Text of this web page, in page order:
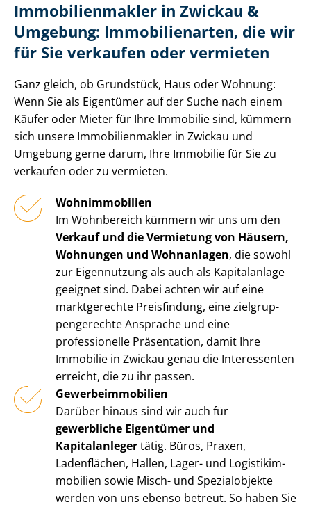
Im­mo­bi­li­en­mak­ler in Zwickau &
Umgebung: Immobilienarten, die wir
für Sie verkaufen oder vermieten
Ganz gleich, ob Grundstück, Haus oder Wohnung:
Wenn Sie als Eigentümer auf der Suche nach einem
Käufer oder Mieter für Ihre Immobilie sind, kümmern
sich unsere Im­mo­bi­li­en­mak­ler in Zwickau und
Umgebung gerne darum, Ihre Immobilie für Sie zu
verkaufen oder zu vermieten.
Wohnimmobilien
Im Wohnbereich kümmern wir uns um den
Verkauf und die Vermietung von Häusern,
Wohnungen und Wohnanlagen, die sowohl
zur Eigennutzung als auch als Kapitalanlage
geeignet sind. Dabei achten wir auf eine
marktgerechte Preisfindung, eine ziel­grup­
pen­ge­rech­te Ansprache und eine
professionelle Präsentation, damit Ihre
Immobilie in Zwickau genau die Interessenten
erreicht, die zu ihr passen.
Ge­wer­be­im­mo­bi­li­en
Darüber hinaus sind wir auch für
gewerbliche Eigentümer und
Kapitalanlegertätig. Büros, Praxen,
Ladenflächen, Hallen, Lager- und Lo­gis­tik­im­
mo­bi­li­en sowie Misch- und Spezialobjekte
werden von uns ebenso betreut. So haben Sie